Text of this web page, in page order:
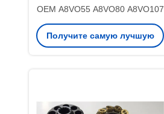
OEM A8VO55 A8VO80 A8VO107
Получите самую лучшую